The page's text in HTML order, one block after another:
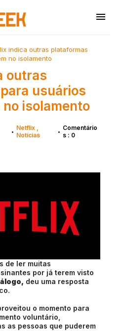
indica outras plataformas
no isolamento
outras
usuários
isolamento
• Netflix
Notícias
• Comentário
s : 0
de ler muitas
por já terem visto
deu uma resposta
o momento para
voluntário,
as pessoas que puderem